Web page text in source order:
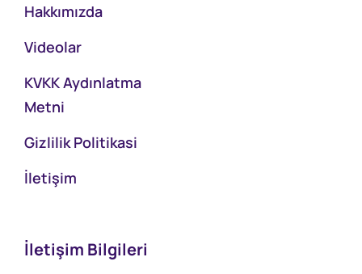
Hakkımızda
Videolar
KVKK Aydınlatma
Metni
Gizlilik Politikasi
İletişim
İletişim Bilgileri